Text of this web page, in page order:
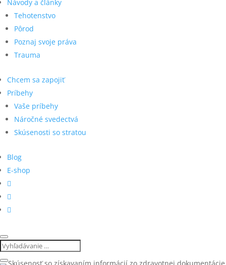
Návody a články
Tehotenstvo
Pôrod
Poznaj svoje práva
Trauma
Chcem sa zapojiť
Príbehy
Vaše príbehy
Náročné svedectvá
Skúsenosti so stratou
Blog
E-shop